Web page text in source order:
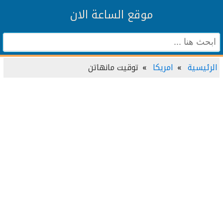
موقع الساعة الان
الرئيسية امريكا توقيت مانهاتن